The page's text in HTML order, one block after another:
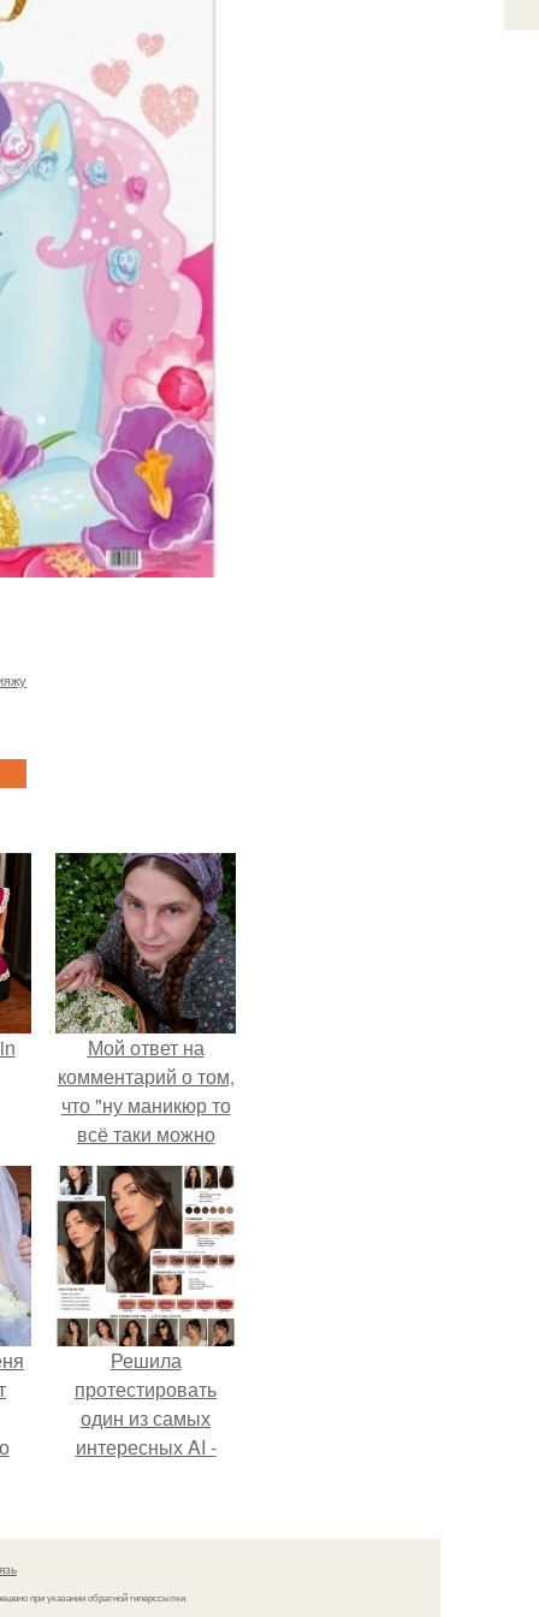
Мой ответ на
комментарий о том,
что "ну маникюр то
всё таки можно
было бы сделать.
Решила
протестировать
один из самых
интересных AI -
при указании обратной гиперссылки.